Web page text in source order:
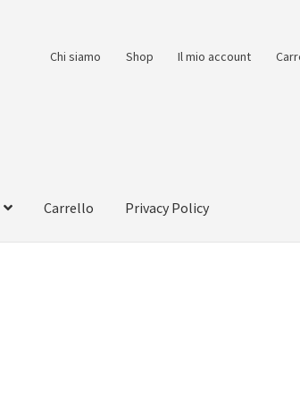
Chi siamo Shop Il mio account
Carrello Privacy Policy